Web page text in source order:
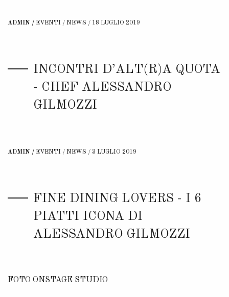
ADMIN EVENTI / NEWS 18 LUGLIO 2019
INCONTRI D’ALT(R)A QUOTA
- CHEF ALESSANDRO
GILMOZZI
ADMIN EVENTI / NEWS 3 LUGLIO 2019
FINE DINING LOVERS - I 6
PIATTI ICONA DI
ALESSANDRO GILMOZZI
FOTO ONSTAGE STUDIO